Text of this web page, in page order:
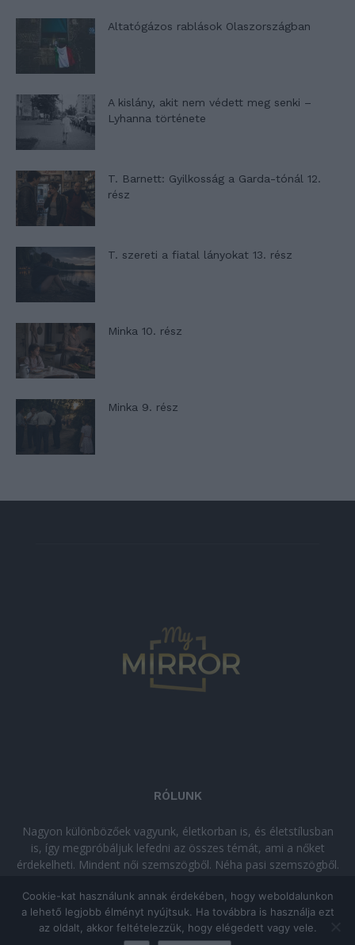
Altatógázos rablások Olaszországban
A kislány, akit nem védett meg senki –
Lyhanna története
T. Barnett: Gyilkosság a Garda-tónál 12.
rész
T. szereti a fiatal lányokat 13. rész
Minka 10. rész
Minka 9. rész
RÓLUNK
Nagyon különbözőek vagyunk, életkorban is, és életstílusban
is, így megpróbáljuk lefedni az összes témát, ami a nőket
érdekelheti. Mindent női szemszögből. Néha pasi szemszögből.
kikapcsolódásra vágysz!
© Copyright 2026 - mymirror.huADATKEZELÉSI TÁJÉKOZTATÓ
Cookie-kat használunk annak érdekében, hogy weboldalunkon
a lehető legjobb élményt nyújtsuk. Ha továbbra is használja ezt
az oldalt, akkor feltételezzük, hogy elégedett vagy vele.